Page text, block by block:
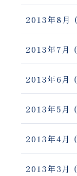
2013年8月
2013年7月
2013年6月
2013年5月
2013年4月
2013年3月